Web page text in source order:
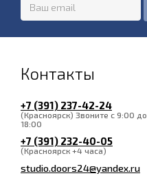
Контакты
+7 (391) 237-42-24
(Красноярск) Звоните с 9:00 до
18:00
+7 (391) 232-40-05
(Красноярск +4 часа)
studio.doors24@yandex.ru